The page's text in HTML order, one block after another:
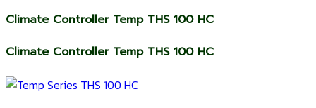
Climate Controller Temp THS 100 HC
Climate Controller Temp THS 100 HC